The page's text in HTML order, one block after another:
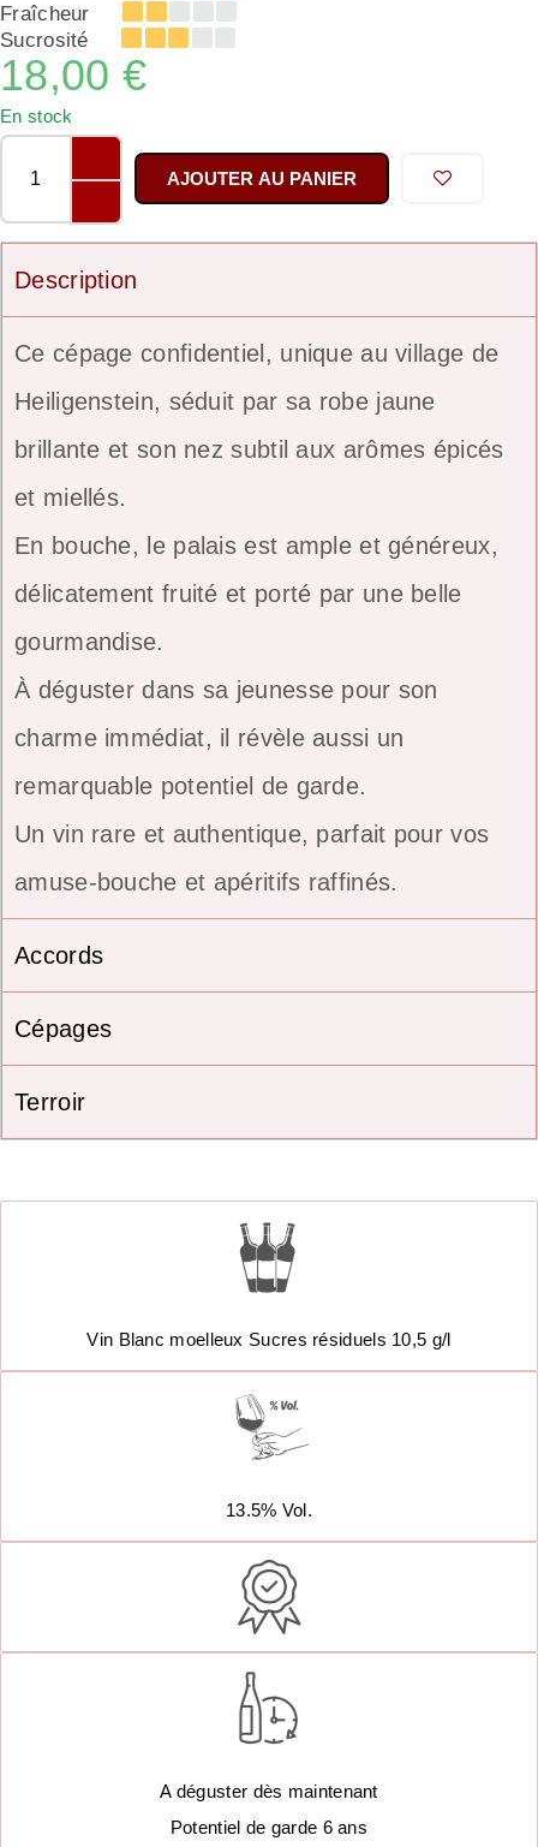
Fraîcheur
Sucrosité
18,00 €
En stock
AJOUTER AU PANIER
Description
Ce cépage confidentiel, unique au village de
Heiligenstein, séduit par sa robe jaune
brillante et son nez subtil aux arômes épicés
et miellés.
En bouche, le palais est ample et généreux,
délicatement fruité et porté par une belle
gourmandise.
À déguster dans sa jeunesse pour son
charme immédiat, il révèle aussi un
remarquable potentiel de garde.
Un vin rare et authentique, parfait pour vos
amuse-bouche et apéritifs raffinés.
Accords
Cépages
Terroir
Vin Blanc moelleux Sucres résiduels 10,5 g/l
13.5% Vol.
A déguster dès maintenant
Potentiel de garde 6 ans